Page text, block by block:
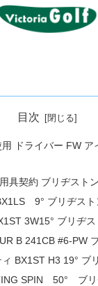
目次
ドライバー FW ア
具契約 ブリヂストン
9° ブリヂスト
3W15° ブリヂス
B 241CB #6-PW
BX1ST H3 19° ブ
SPIN 50° ブリ